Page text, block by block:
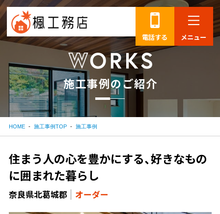
電話する メニュー
施工事例の ご紹介
HOME 施工事例TOP 施工事例
住まう人の心を豊かにする、好きなもの
に囲まれた暮らし
奈良県北葛城郡 オーダー